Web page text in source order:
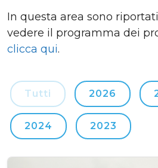
In questa area sono
vedere il programma dei
clicca qui.
Tutti 2026
2024 2023